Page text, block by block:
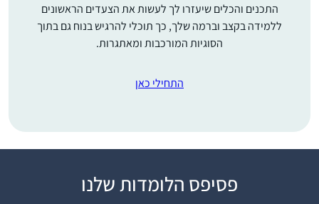
התכנים והכלים שיעזרו לך לעשות את הצעדים הראשונים
ללמידה בקצב וברמה שלך, כך תוכלי להרגיש בנוח גם בתוך
הסוגיות המורכבות ומאתגרות.
התחילי כאן
פסיפס הלומדות שלנו
כבר סיפרתי בסיום של